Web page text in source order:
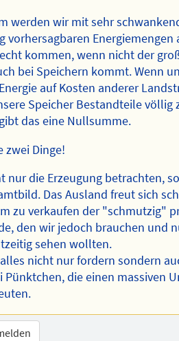
werden wir mit sehr
vorhersagbaren Energiemengen
kommen, wenn nicht der
bei Speichern kommt. Wenn
auf Kosten anderer
Speicher Bestandteile völlig
das eine Nullsumme.
zwei Dinge!
nur die Erzeugung betrachten,
Das Ausland freut sich
zu verkaufen der "schmutzig"
den wir jedoch brauchen und
sehen wollten.
nicht nur fordern sondern
Pünktchen, die einen massiven